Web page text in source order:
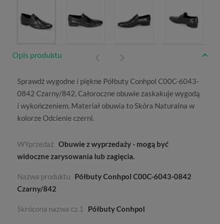
Opis produktu
Sprawdź wygodne i piękne Półbuty Conhpol C00C-6043-
0842 Czarny/842, Całoroczne obuwie zaskakuje wygodą
i wykończeniem. Materiał obuwia toSkóra Naturalna w
kolorze Odcienie czerni.
WYprzedaż Obuwie z wyprzedaży - mogą być
widoczne zarysowania lub zagięcia.
Nazwa produktu
Półbuty Conhpol C00C-6043-0842
Czarny/842
Skrócona nazwa cz.1 Półbuty Conhpol